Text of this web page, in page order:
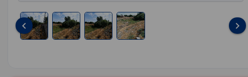
keyboard_arrow_left keyboard_arrow_right